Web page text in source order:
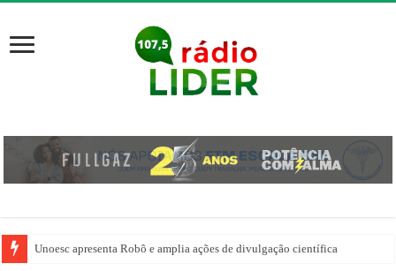
Unoesc apresenta Robô e amplia ações de divulgação científica
Família venezuelana percorre mais de 100 km, paga aluguel adiantado e